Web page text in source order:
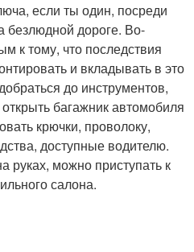
если ты один, посреди
безлюдной дороге. Во-
к тому, что последствия
и вкладывать в это
до инструментов,
багажник автомобиля
крючки, проволоку,
доступные водителю.
руках, можно приступать к
салона.